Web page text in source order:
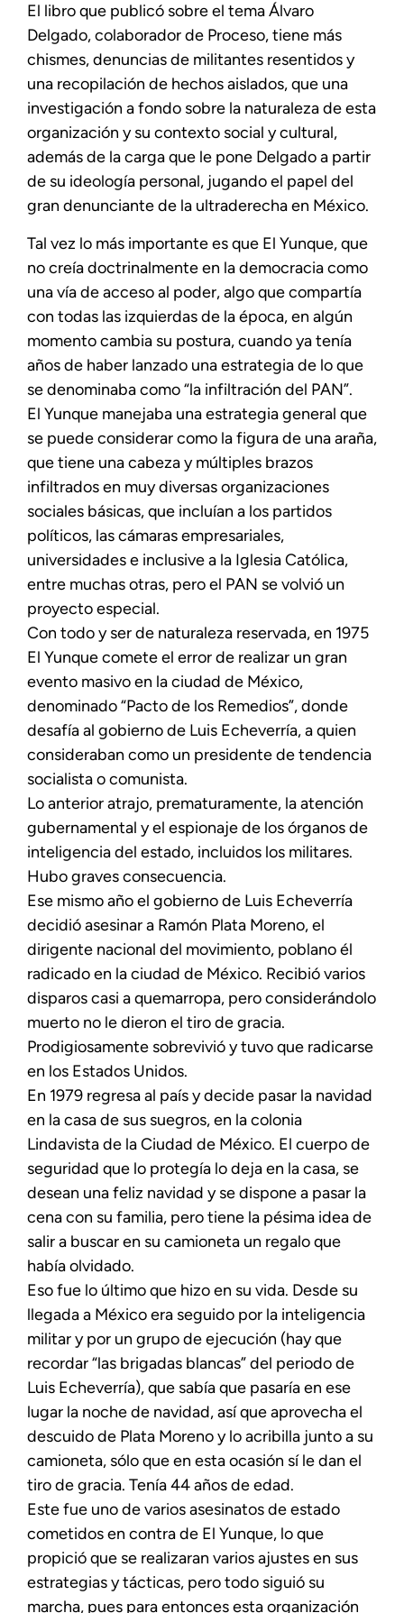
El libro que publicó sobre el tema Álvaro
Delgado, colaborador de Proceso, tiene más
chismes, denuncias de militantes resentidos y
una recopilación de hechos aislados, que una
investigación a fondo sobre la naturaleza de esta
organización y su contexto social y cultural,
además de la carga que le pone Delgado a partir
de su ideología personal, jugando el papel del
gran denunciante de la ultraderecha en México.
Tal vez lo más importante es que El Yunque, que
no creía doctrinalmente en la democracia como
una vía de acceso al poder, algo que compartía
con todas las izquierdas de la época, en algún
momento cambia su postura, cuando ya tenía
años de haber lanzado una estrategia de lo que
se denominaba como “la infiltración del PAN”.
El Yunque manejaba una estrategia general que
se puede considerar como la figura de una araña,
que tiene una cabeza y múltiples brazos
infiltrados en muy diversas organizaciones
sociales básicas, que incluían a los partidos
políticos, las cámaras empresariales,
universidades e inclusive a la Iglesia Católica,
entre muchas otras, pero el PAN se volvió un
proyecto especial.
Con todo y ser de naturaleza reservada, en 1975
El Yunque comete el error de realizar un gran
evento masivo en la ciudad de México,
denominado “Pacto de los Remedios”, donde
desafía al gobierno de Luis Echeverría, a quien
consideraban como un presidente de tendencia
socialista o comunista.
Lo anterior atrajo, prematuramente, la atención
gubernamental y el espionaje de los órganos de
inteligencia del estado, incluidos los militares.
Hubo graves consecuencia.
Ese mismo año el gobierno de Luis Echeverría
decidió asesinar a Ramón Plata Moreno, el
dirigente nacional del movimiento, poblano él
radicado en la ciudad de México. Recibió varios
disparos casi a quemarropa, pero considerándolo
muerto no le dieron el tiro de gracia.
Prodigiosamente sobrevivió y tuvo que radicarse
en los Estados Unidos.
En 1979 regresa al país y decide pasar la navidad
en la casa de sus suegros, en la colonia
Lindavista de la Ciudad de México. El cuerpo de
seguridad que lo protegía lo deja en la casa, se
desean una feliz navidad y se dispone a pasar la
cena con su familia, pero tiene la pésima idea de
salir a buscar en su camioneta un regalo que
había olvidado.
Eso fue lo último que hizo en su vida. Desde su
llegada a México era seguido por la inteligencia
militar y por un grupo de ejecución (hay que
recordar “las brigadas blancas” del periodo de
Luis Echeverría), que sabía que pasaría en ese
lugar la noche de navidad, así que aprovecha el
descuido de Plata Moreno y lo acribilla junto a su
camioneta, sólo que en esta ocasión sí le dan el
tiro de gracia. Tenía 44 años de edad.
Este fue uno de varios asesinatos de estado
cometidos en contra de El Yunque, lo que
propició que se realizaran varios ajustes en sus
estrategias y tácticas, pero todo siguió su
marcha, pues para entonces esta organización